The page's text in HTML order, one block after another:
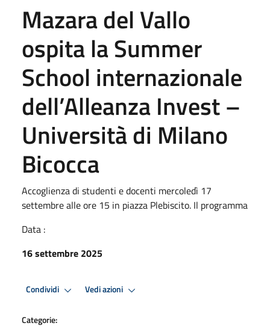
Mazara del Vallo
ospita la Summer
School internazionale
dell’Alleanza Invest –
Università di Milano
Bicocca
Accoglienza di studenti e docenti mercoledì 17
settembre alle ore 15 in piazza Plebiscito. Il programma
Data :
16 settembre 2025
Condividi Vedi azioni
Categorie: